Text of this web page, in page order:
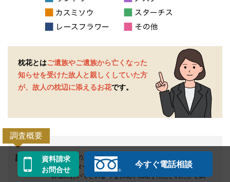
枕花とはご遺族やご遺族から亡くなった
知らせを受けた故人と親しくしていた方
が、故人の枕辺に添えるお花です。
調査概要
調査対象
40代以上の直近2年以内に喪主を経験された男女を対象
に、インターネットでアンケートを実施。
葬儀においてどのような供花や枕花を用意されたかを調
資料請求
お問合せ
今すぐ電話相談